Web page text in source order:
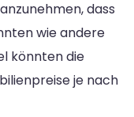
dass
wie andere
könnten die
je nach